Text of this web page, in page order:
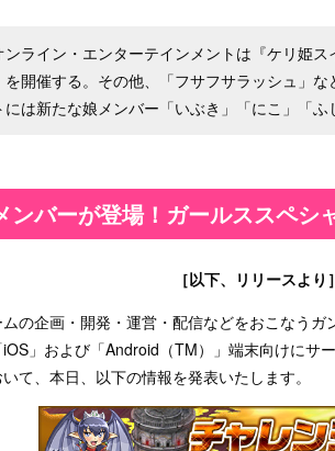
ンライン・エンターテインメントは『ケリ姫
を開催する。その他、「フサフサラッシュ」
は新たな娘メンバー「いぶき」「にこ」「ふ
ンバーが登場！ガールススペシ
［以下、リリースより］
の企画・開発・運営・配信などをおこなう
」および「Android（TM）」端末向けにサ
て、本日、以下の情報を発表いたします。